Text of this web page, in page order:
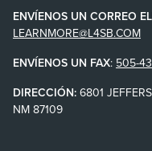
ENVÍENOS UN CORREO
LEARNMORE@L4SB.COM
ENVÍENOS UN FAX: 505-
DIRECCIÓN: 6801
NM 87109